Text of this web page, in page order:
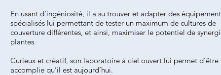
En usant d’ingéniosité, il a su trouver et adapter des
spécialisés lui permettant de tester un maximum de cultures de
couverture différentes, et ainsi, maximiser le potentiel de
plantes.
Curieux et créatif, son laboratoire à ciel ouvert lui permet d’être
accomplie qu’il est aujourd’hui.